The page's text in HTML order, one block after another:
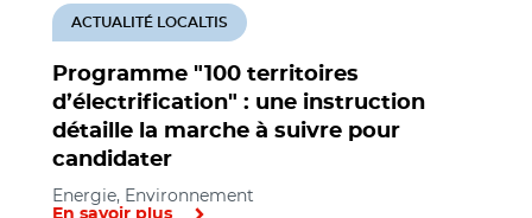
Programme "100 territoires
d’électrification" : une instruction
détaille la marche à suivre pour
candidater
ACTUALITÉ LOCALTIS
Energie, Environnement
En savoir plus